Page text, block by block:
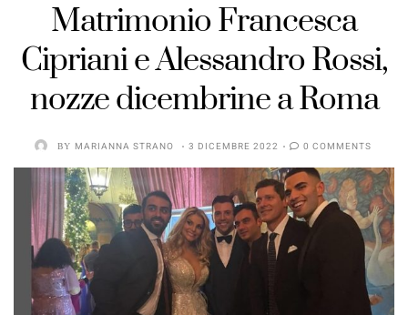
Matrimonio Francesca
Cipriani e Alessandro Rossi,
nozze dicembrine a Roma
BY MARIANNA STRANO 3 DICEMBRE 2022 0 COMMENTS